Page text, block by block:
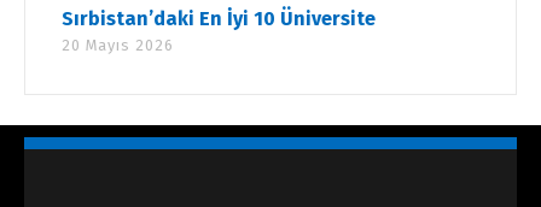
Sırbistan’daki En İyi 10 Üniversite
20 Mayıs 2026